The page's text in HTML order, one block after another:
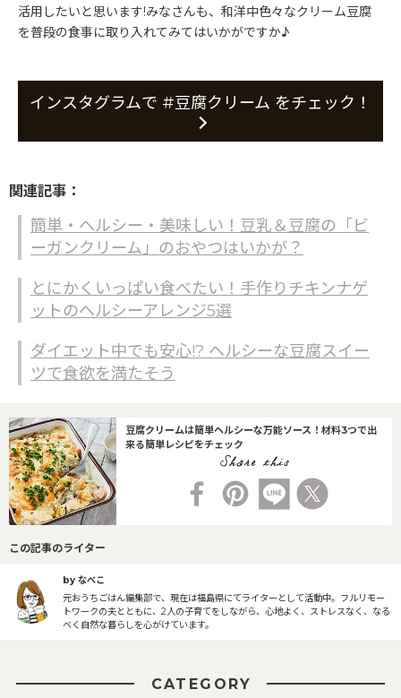
活用したいと思います!みなさんも、和洋中色々なクリーム豆腐
を普段の食事に取り入れてみてはいかがですか♪
インスタグラムで #豆腐クリーム をチェック！
関連記事：
簡単・ヘルシー・美味しい！豆乳＆豆腐の「ビ
ーガンクリーム」のおやつはいかが？
とにかくいっぱい食べたい！手作りチキンナゲ
ットのヘルシーアレンジ5選
ダイエット中でも安心!? ヘルシーな豆腐スイー
ツで食欲を満たそう
豆腐クリームは簡単ヘルシーな万能ソース！材料3つで出
来る簡単レシピをチェック
この記事のライター
by なべこ
元おうちごはん編集部で、現在は福島県にてライターとして活動中。フルリモー
トワークの夫とともに、2人の子育てをしながら、心地よく、ストレスなく、なる
べく自然な暮らしを心がけています。
CATEGORY